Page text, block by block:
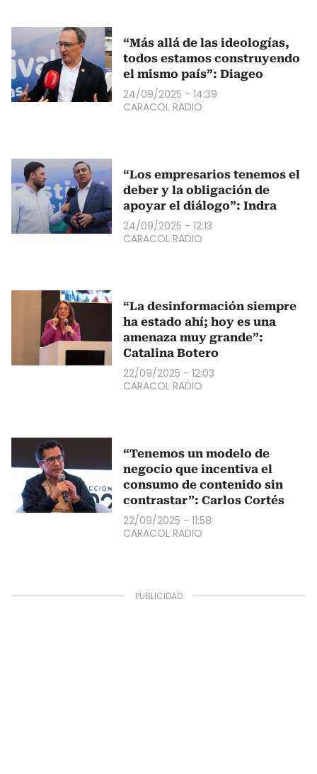
“Más allá de las ideologías,
todos estamos construyendo
el mismo país”: Diageo
24/09/2025 - 14:39
CARACOL RADIO
“Los empresarios tenemos el
deber y la obligación de
apoyar el diálogo”: Indra
24/09/2025 - 12:13
CARACOL RADIO
“La desinformación siempre
ha estado ahí; hoy es una
amenaza muy grande”:
Catalina Botero
22/09/2025 - 12:03
CARACOL RADIO
“Tenemos un modelo de
negocio que incentiva el
consumo de contenido sin
contrastar”: Carlos Cortés
22/09/2025 - 11:58
CARACOL RADIO